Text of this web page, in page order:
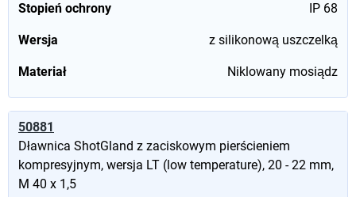
Stopień ochrony IP 68
Wersja z silikonową uszczelką
Materiał Niklowany mosiądz
50881
Dławnica ShotGland z zaciskowym pierścieniem
kompresyjnym, wersja LT (low temperature), 20 - 22 mm,
M 40 x 1,5